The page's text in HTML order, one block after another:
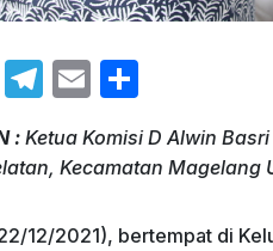
W T
e
gr
a
E
ai ar
:Ketua Komisi D Alwin
Kecamatan
12/2021), bertempat di